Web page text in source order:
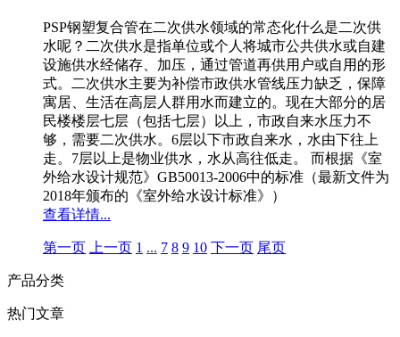
PSP钢塑复合管在二次供水领域的常态化什么是二次供
水呢？二次供水是指单位或个人将城市公共供水或自建
设施供水经储存、加压，通过管道再供用户或自用的形
式。二次供水主要为补偿市政供水管线压力缺乏，保障
寓居、生活在高层人群用水而建立的。现在大部分的居
民楼楼层七层（包括七层）以上，市政自来水压力不
够，需要二次供水。6层以下市政自来水，水由下往上
走。7层以上是物业供水，水从高往低走。 而根据《室
外给水设计规范》GB50013-2006中的标准（最新文件为
2018年颁布的《室外给水设计标准》）
查看详情...
第一页 上一页 1 ... 7 8 9 10 下一页 尾页
产品分类
热门文章